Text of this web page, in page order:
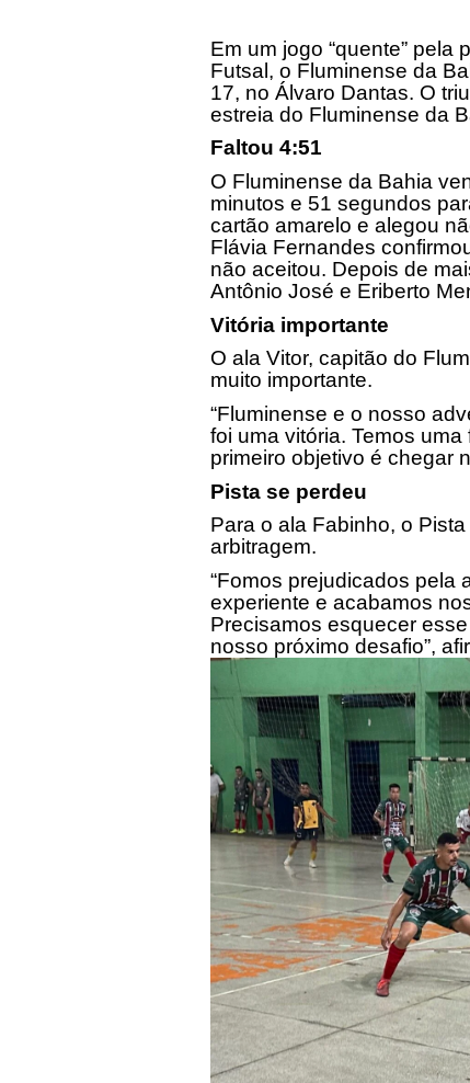
Em um jogo “quente” pela
Futsal, o Fluminense da
17, no Álvaro Dantas. O
estreia do Fluminense da
Faltou 4:51
O Fluminense da Bahia
minutos e 51 segundos
cartão amarelo e alegou
Flávia Fernandes
não aceitou. Depois de
Antônio José e Eriberto
Vitória importante
O ala Vitor, capitão do
muito importante.
“Fluminense e o nosso
foi uma vitória. Temos
primeiro objetivo é chegar
Pista se perdeu
Para o ala Fabinho, o
arbitragem.
“Fomos prejudicados pela
experiente e acabamos
Precisamos esquecer
nosso próximo desafio”,